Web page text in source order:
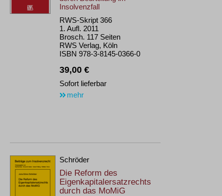
Insolvenzfall
RWS-Skript 366
1. Aufl. 2011
Brosch. 117 Seiten
RWS Verlag, Köln
ISBN 978-3-8145-0366-0
39,00 €
Sofort lieferbar
mehr
Schröder
Die Reform des
Eigenkapitalersatzrechts
durch das MoMiG